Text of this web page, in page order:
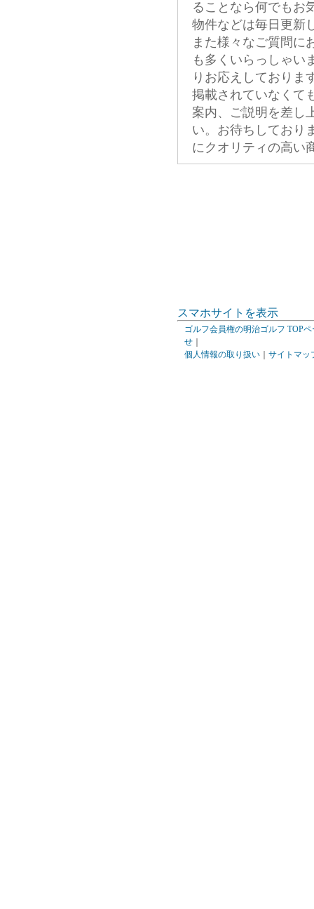
ることなら何でもお
物件などは毎日更新
また様々なご質問に
も多くいらっしゃい
りお応えしておりま
掲載されていなくて
案内、ご説明を差し
い。お待ちしており
にクオリティの高い
スマホサイトを表示
ゴルフ会員権の明治ゴルフ TOPペ
せ
個人情報の取り扱い
サイトマッ